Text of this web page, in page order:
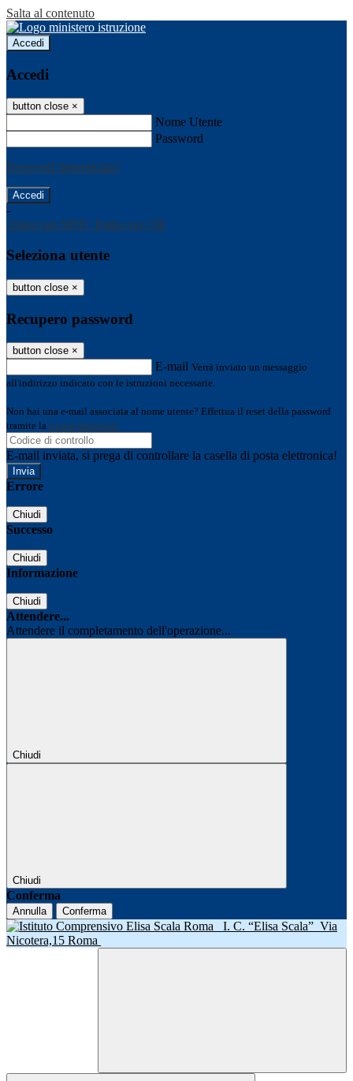
Salta al contenuto
Accedi
Accedi
button close ×
Nome Utente
Password
Password dimenticata?
-
Entra con SPID Entra con CIE
Seleziona utente
button close ×
Recupero password
button close ×
E-mail Verrà inviato un messaggio
all'indirizzo indicato con le istruzioni necessarie.
Non hai una e-mail associata al nome utente? Effettua il reset della password
tramite la Login Spaggiari
E-mail inviata, si prega di controllare la casella di posta elettronica!
Errore
Chiudi
Successo
Chiudi
Informazione
Chiudi
Attendere...
Attendere il completamento dell'operazione...
Chiudi
Chiudi
Conferma
Annulla Conferma
I. C. “Elisa Scala” Via
Nicotera,15 Roma